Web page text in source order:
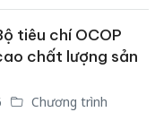
tiêu chí OCOP
chất lượng sản
Chương trình